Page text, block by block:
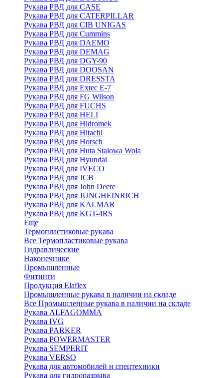
Рукава РВД для CASE
Рукава РВД для CATERPILLAR
Рукава РВД для CIB UNIGAS
Рукава РВД для Cummins
Рукава РВД для DAEMO
Рукава РВД для DEMAG
Рукава РВД для DGY-90
Рукава РВД для DOOSAN
Рукава РВД для DRESSTA
Рукава РВД для Extec E-7
Рукава РВД для FG Wilson
Рукава РВД для FUCHS
Рукава РВД для HELI
Рукава РВД для Hidromek
Рукава РВД для Hitachi
Рукава РВД для Horsch
Рукава РВД для Huta Stalowa Wola
Рукава РВД для Hyundai
Рукава РВД для IVECO
Рукава РВД для JCB
Рукава РВД для John Deere
Рукава РВД для JUNGHEINRICH
Рукава РВД для KALMAR
Рукава РВД для KGT-4RS
Еще
Термопластиковые рукава
Все Термопластиковые рукава
Гидравлические
Наконечнике
Промышленные
Фитинги
Продукция Elaflex
Промышленные рукава в наличии на складе
Все Промышленные рукава в наличии на складе
Рукава ALFAGOMMA
Рукава IVG
Рукава PARKER
Рукава POWERMASTER
Рукава SEMPERIT
Рукава VERSO
Рукава для автомобилей и спецтехники
Рукава для гидроразрыва